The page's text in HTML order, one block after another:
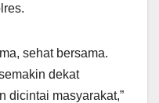
sehat bersama.
dekat
dicintai masyarakat,”